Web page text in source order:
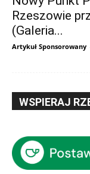
Rzeszowie
(Galeria...
Artykuł Sponsorowany
WSPIERAJ